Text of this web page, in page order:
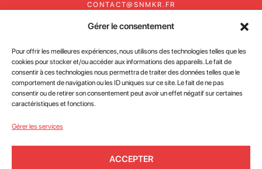
Gérer le consentement
Pour offrir les meilleures expériences, nous utilisons des technologies telles que les
cookies pour stocker et/ou accéder aux informations des appareils. Le fait de
consentir à ces technologies nous permettra de traiter des données telles que le
comportement de navigation ou les ID uniques sur ce site. Le fait de ne pas
consentir ou de retirer son consentement peut avoir un effet négatif sur certaines
caractéristiques et fonctions.
Gérer les services
ACCEPTER
CONTACT@SNMKR.FR
J'accepte la